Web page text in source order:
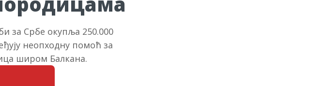
за Србе окупља 250.000
неопходну помоћ за
широм Балкана.